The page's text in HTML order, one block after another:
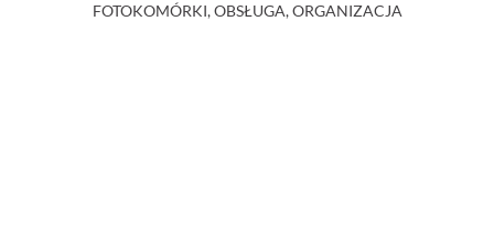
FOTOKOMÓRKI, OBSŁUGA, ORGANIZACJA